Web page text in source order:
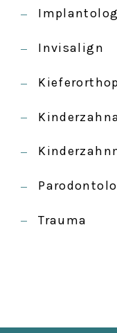
Invisalign
Trauma